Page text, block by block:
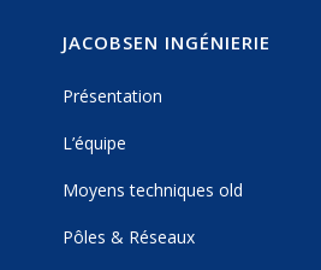
JACOBSEN INGÉNIERIE
Présentation
L’équipe
Moyens techniques old
Pôles & Réseaux